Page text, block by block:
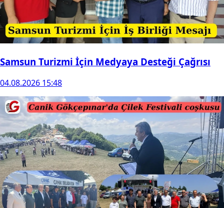
Samsun Turizmi İçin Medyaya Desteği Çağrısı
04.08.2026 15:48